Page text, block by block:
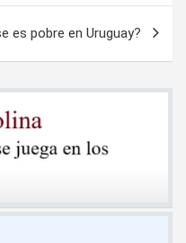
es pobre en Uruguay?